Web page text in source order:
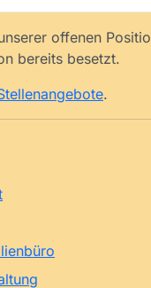
offenen
bereits besetzt.
.